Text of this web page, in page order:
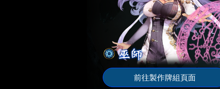
前往製作牌組頁面